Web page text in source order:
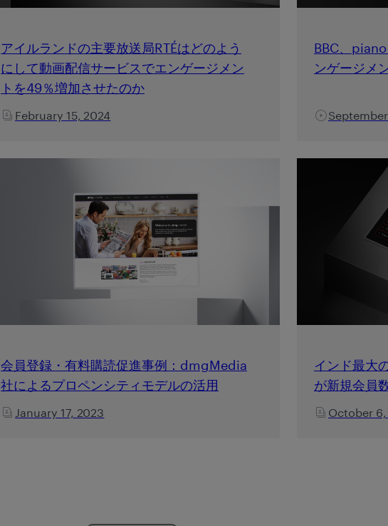
アイルランドの主要放送局RTÉはどのよう
にして動画配信サービスでエンゲージメン
トを49％増加させたのか
February 15, 2024
BBC、
ンゲージメ
会員登録・有料購読促進事例：dmgMedia
社によるプロペンシティモデルの活用
January 17, 2023
インド最大
が新規会員
October 6,